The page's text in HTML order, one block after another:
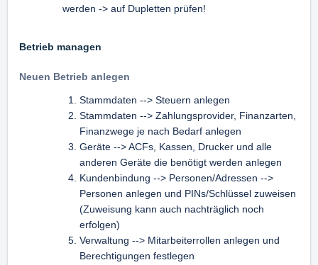
a
a
e
a
werden -> auf Dupletten prüfen!
Betrieb managen
Neuen Betrieb anlegen
Stammdaten --> Steuern anlegen
Stammdaten --> Zahlungsprovider, Finanzarten,
Finanzwege je nach Bedarf anlegen
Geräte --> ACFs, Kassen, Drucker und alle
anderen Geräte die benötigt werden anlegen
Kundenbindung --> Personen/Adressen -->
Personen anlegen und PINs/Schlüssel zuweisen
(Zuweisung kann auch nachträglich noch
erfolgen)
Verwaltung --> Mitarbeiterrollen anlegen und
Berechtigungen festlegen